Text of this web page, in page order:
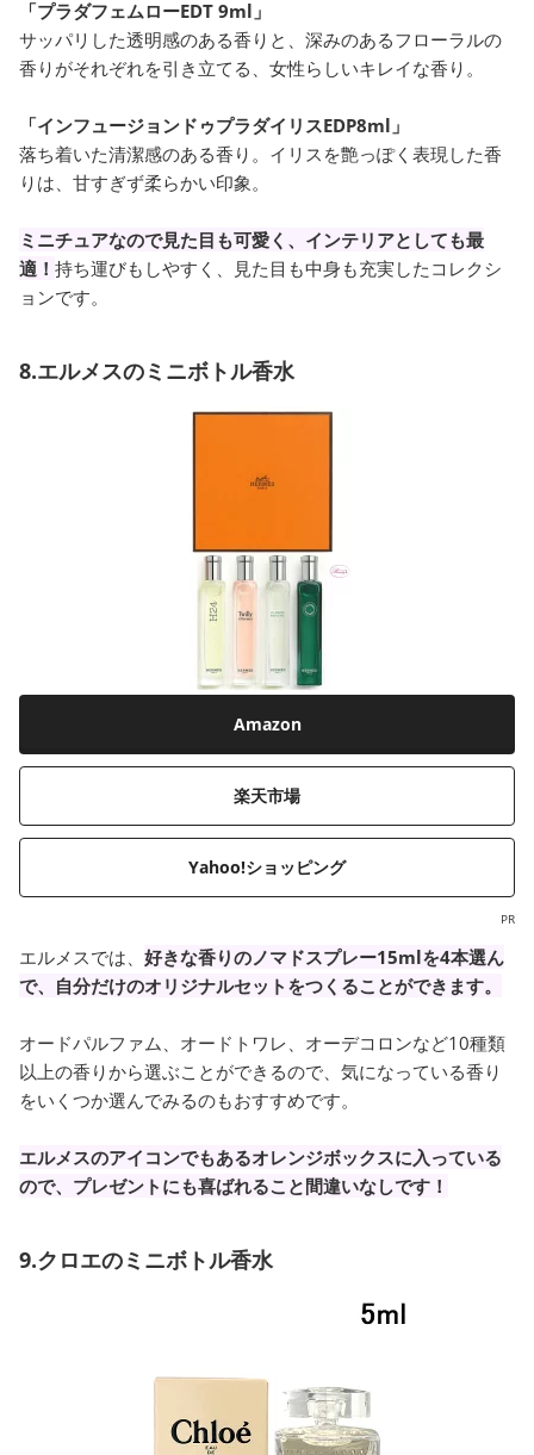
「プラダフェムローEDT 9ml」
サッパリした透明感のある香りと、深みのあるフローラルの
香りがそれぞれを引き立てる、女性らしいキレイな香り。
「インフュージョンドゥプラダイリスEDP8ml」
落ち着いた清潔感のある香り。イリスを艶っぽく表現した香
りは、甘すぎず柔らかい印象。
ミニチュアなので見た目も可愛く、インテリアとしても最
適！ 持ち運びもしやすく、見た目も中身も充実したコレクシ
ョンです。
8.エルメスのミニボトル香水
Amazon
楽天市場
Yahoo!ショッピング
PR
エルメスでは、 好きな香りのノマドスプレー15mlを4本選ん
で、自分だけのオリジナルセットをつくることができます。
オードパルファム、オードトワレ、オーデコロンなど10種類
以上の香りから選ぶことができるので、気になっている香り
をいくつか選んでみるのもおすすめです。
エルメスのアイコンでもあるオレンジボックスに入っている
ので、プレゼントにも喜ばれること間違いなしです！
9.クロエのミニボトル香水